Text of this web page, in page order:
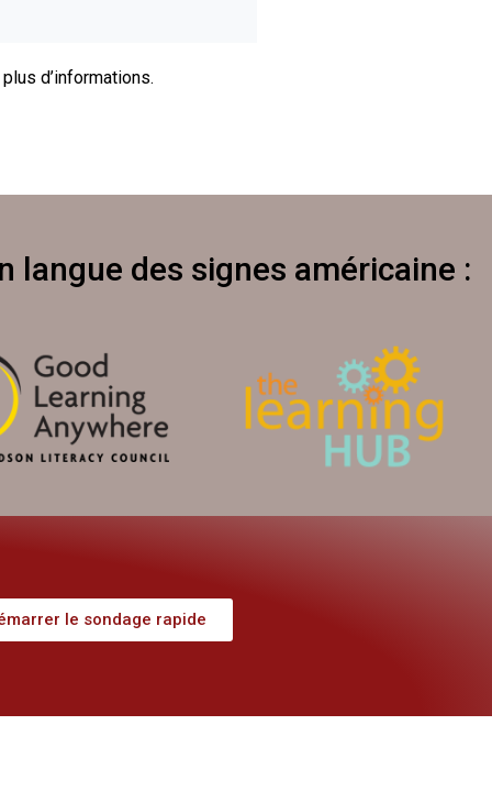
d’informations.
langue des signes américaine :
le sondage rapide